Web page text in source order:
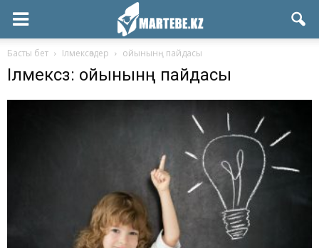
Басты бет Ілмексөздер ойынынң пайдасы
Ілмексөз: ойынынң пайдасы